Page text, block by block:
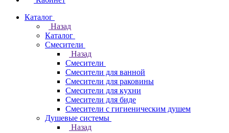
Каталог
Назад
Каталог
Смесители
Назад
Смесители
Смесители для ванной
Смесители для раковины
Смесители для кухни
Смесители для биде
Смесители с гигиеническим душем
Душевые системы
Назад